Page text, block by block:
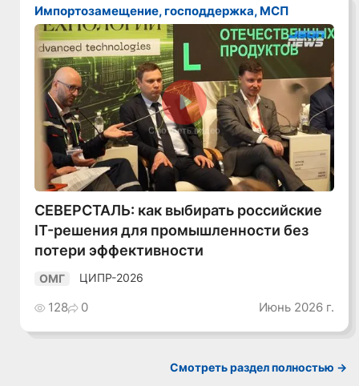
Импортозамещение, господдержка, МСП
Смотреть видео
СЕВЕРСТАЛЬ: как выбирать российские
IT-решения для промышленности без
потери эффективности
ОМГ ЦИПР-2026
128 0 Июнь 2026 г.
Смотреть раздел полностью ->